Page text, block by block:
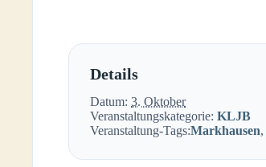
Details
Datum: 3. Oktober
Veranstaltungskategorie: KLJB
Veranstaltung-Tags:Markhausen,